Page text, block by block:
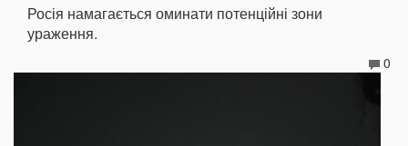
Росія намагається оминати потенційні зони
ураження.
0